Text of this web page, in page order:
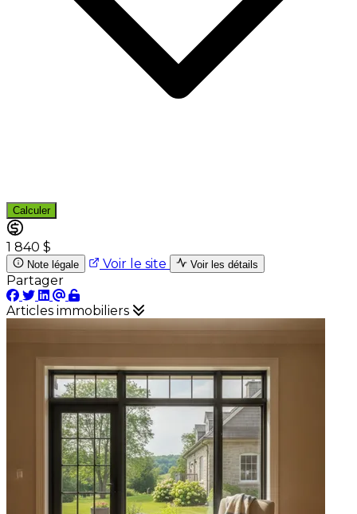
Calculer
1 840 $
Note légale Voir le site Voir les détails
Partager
Articles immobiliers